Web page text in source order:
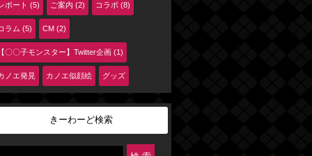
ポート (5) ご案内 (2) コラボ (8)
ラム (5) CM (2)
〇〇子モンスター】Twitter企画 (1)
ノエ発見 カノエ似顔絵 グッズ
きーわーど検索